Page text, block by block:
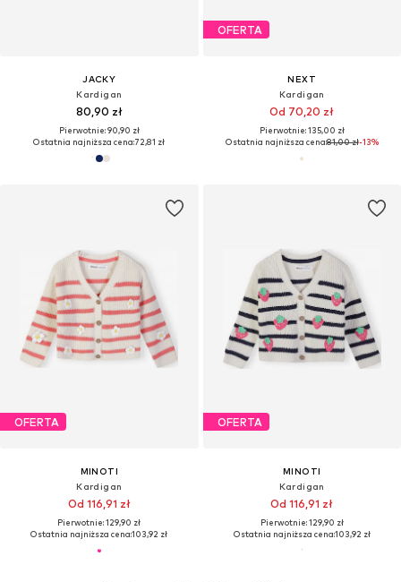
JACKY
Kardigan
80,90 zł
Pierwotnie: 90,90 zł
Ostatnia najniższa cena:72,81 zł
OFERTA
NEXT
Kardigan
Od 70,20 zł
Pierwotnie: 135,00 zł
Ostatnia najniższa cena:81,00 zł-13%
OFERTA
MINOTI
Kardigan
Od 116,91 zł
Pierwotnie: 129,90 zł
Ostatnia najniższa cena:103,92 zł
OFERTA
MINOTI
Kardigan
Od 116,91 zł
Pierwotnie: 129,90 zł
Ostatnia najniższa cena:103,92 zł